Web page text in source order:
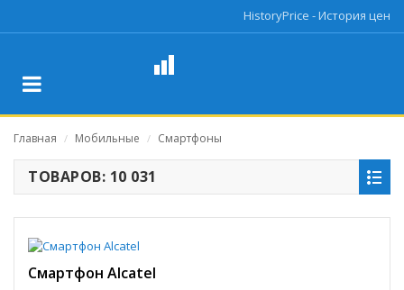
HistoryPrice - История цен
Главная / Мобильные / Смартфоны
ТОВАРОВ: 10 031
Смартфон Alcatel